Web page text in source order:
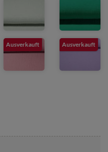
Ausverkauft Ausverkauft